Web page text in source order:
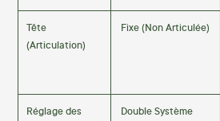
Tête
(Articulation)
Fixe (Non Articulée)
Réglage des
Double Système